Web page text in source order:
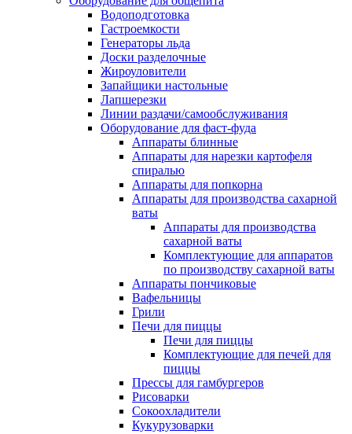
Водоподготовка
Гастроемкости
Генераторы льда
Доски разделочные
Жироуловители
Запайщики настольные
Лапшерезки
Линии раздачи/самообслуживания
Оборудование для фаст-фуда
Аппараты блинные
Аппараты для нарезки картофеля
спиралью
Аппараты для попкорна
Аппараты для производства сахарной
ваты
Аппараты для производства
сахарной ваты
Комплектующие для аппаратов
по производству сахарной ваты
Аппараты пончиковые
Вафельницы
Грили
Печи для пиццы
Печи для пиццы
Комплектующие для печей для
пиццы
Прессы для гамбургеров
Рисоварки
Сокоохладители
Кукурузоварки